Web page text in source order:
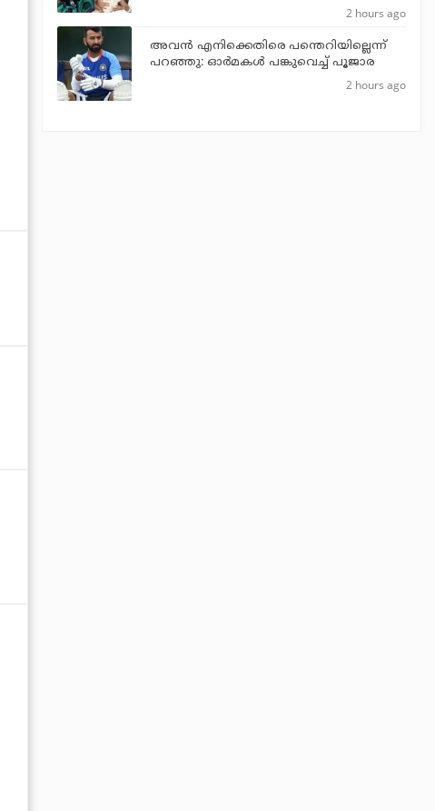
2 hours ago
അവന്‍ എനിക്കെതിരെ പന്തെറിയില്ലെന്ന്
പറഞ്ഞു: ഓര്‍മകള്‍ പങ്കുവെച്ച് പൂജാര
2 hours ago